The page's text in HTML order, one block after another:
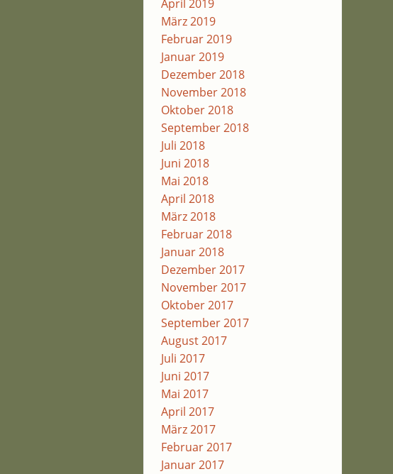
April 2019
März 2019
Februar 2019
Januar 2019
Dezember 2018
November 2018
Oktober 2018
September 2018
Juli 2018
Juni 2018
Mai 2018
April 2018
März 2018
Februar 2018
Januar 2018
Dezember 2017
November 2017
Oktober 2017
September 2017
August 2017
Juli 2017
Juni 2017
Mai 2017
April 2017
März 2017
Februar 2017
Januar 2017